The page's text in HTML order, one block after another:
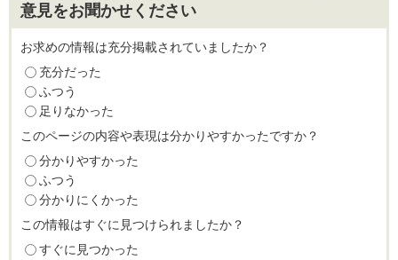
意見をお聞かせください
お求めの情報は充分掲載されていましたか？
充分だった
ふつう
足りなかった
このページの内容や表現は分かりやすかったですか？
分かりやすかった
ふつう
分かりにくかった
この情報はすぐに見つけられましたか？
すぐに見つかった